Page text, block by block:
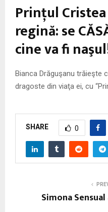
Prinţul
regină: se
cine va fi
Bianca Drăguşanu trăieşte
dragoste din viaţa ei, cu
SHARE 0
Simona